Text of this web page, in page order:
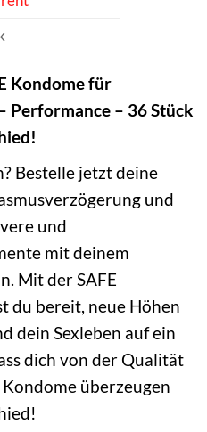
Kondome für
Performance – 36 Stück
Bestelle jetzt deine
und
und
mit deinem
Mit der SAFE
du bereit, neue Höhen
dein Sexleben auf ein
dich von der Qualität
überzeugen